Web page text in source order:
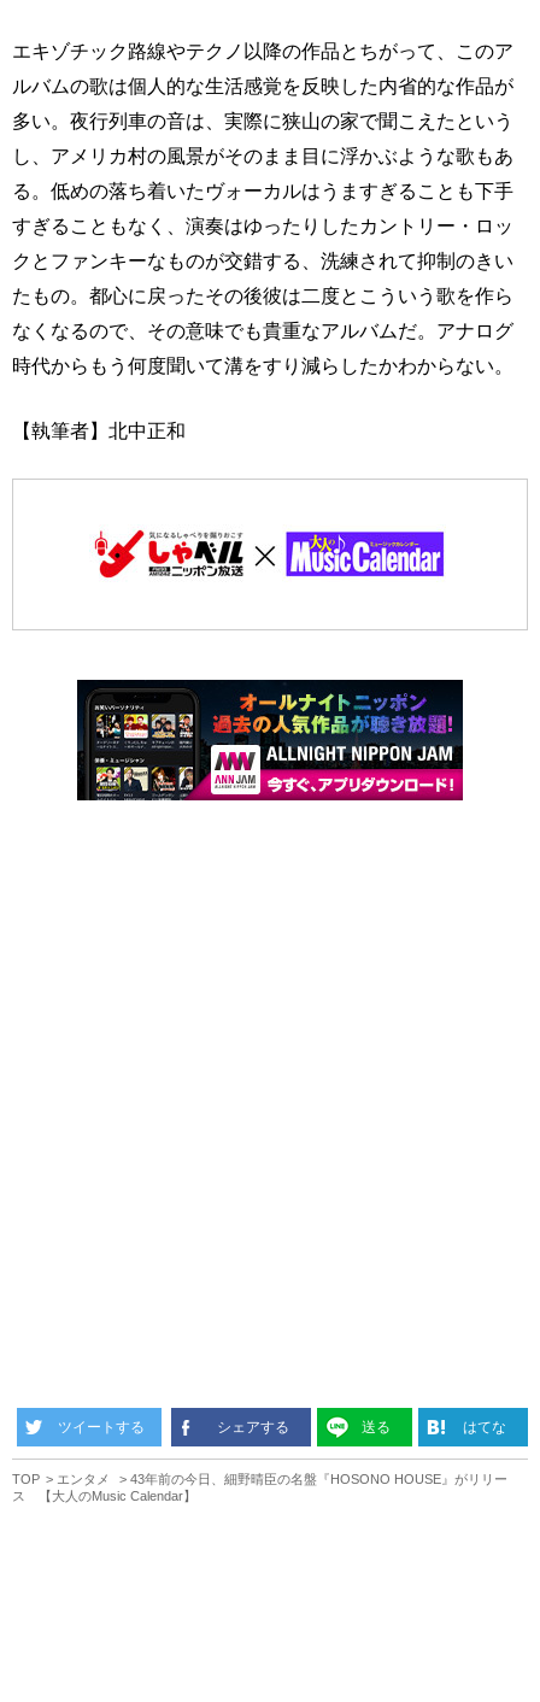
エキゾチック路線やテクノ以降の作品とちがって、このア
ルバムの歌は個人的な生活感覚を反映した内省的な作品が
多い。夜行列車の音は、実際に狭山の家で聞こえたという
し、アメリカ村の風景がそのまま目に浮かぶような歌もあ
る。低めの落ち着いたヴォーカルはうますぎることも下手
すぎることもなく、演奏はゆったりしたカントリー・ロッ
クとファンキーなものが交錯する、洗練されて抑制のきい
たもの。都心に戻ったその後彼は二度とこういう歌を作ら
なくなるので、その意味でも貴重なアルバムだ。アナログ
時代からもう何度聞いて溝をすり減らしたかわからない。
【執筆者】北中正和
ツイートする シェアする 送る はてな
TOP エンタメ
43年前の今日、細野晴臣の名盤『HOSONO HOUSE』がリリー
ス 【大人のMusic Calendar】